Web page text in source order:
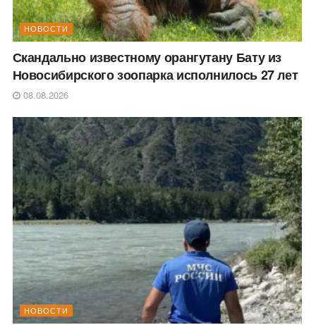
НОВОСТИ
Скандально известному орангутану Бату из
Новосибирского зоопарка исполнилось 27 лет
08.08.2026
НОВОСТИ